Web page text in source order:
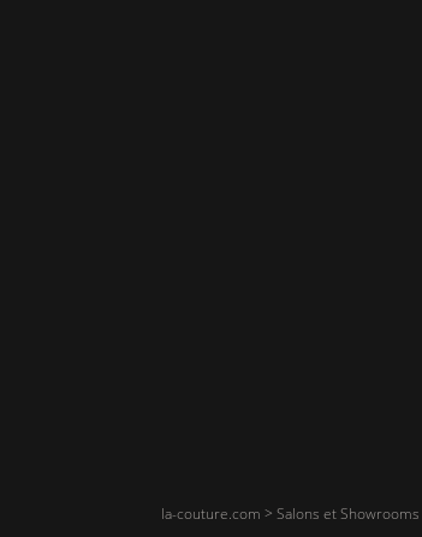
la-couture.com >Salons et Showrooms